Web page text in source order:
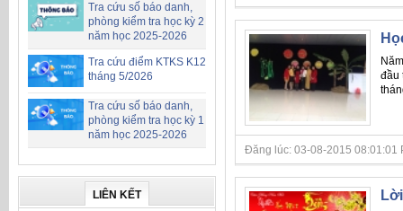
Tra cứu số báo danh,
phòng kiểm tra học kỳ 2
năm học 2025-2026
Tra cứu điểm KTKS K12
tháng 5/2026
Tra cứu số báo danh,
phòng kiểm tra học kỳ 1
năm học 2025-2026
LIÊN KẾT
đầu
Đăng lúc: 03-08-2015 08:01:01